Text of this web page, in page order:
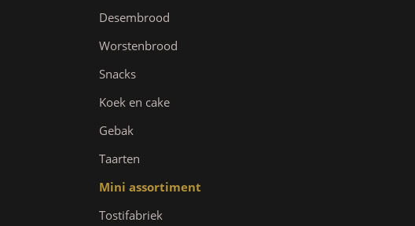
Desembrood
Worstenbrood
Snacks
Koek en cake
Gebak
Taarten
Mini assortiment
Tostifabriek